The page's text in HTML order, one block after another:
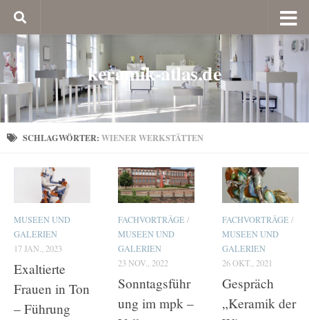
keramik-atlas.de
SCHLAGWÖRTER: WIENER WERKSTÄTTEN
MUSEEN UND
GALERIEN
17 JAN., 2023
Exaltierte
Frauen in Ton
– Führung
FACHVORTRÄGE /
MUSEEN UND
GALERIEN
23 NOV., 2022
Sonntagsführ
ung im mpk –
FACHVORTRÄGE /
MUSEEN UND
GALERIEN
26 OKT., 2021
Gespräch
„Keramik der